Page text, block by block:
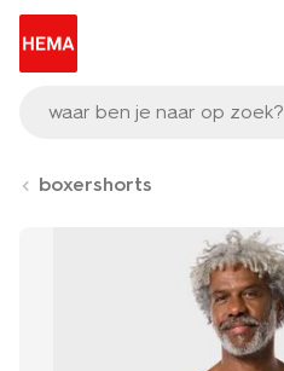
waar ben je naar op zoek?
boxershorts